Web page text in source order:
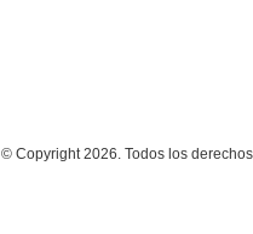
© Copyright 2026. Todos los